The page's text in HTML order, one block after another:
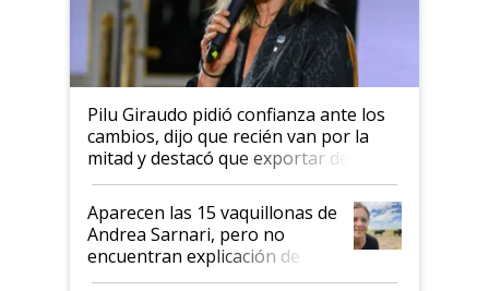
Pilu Giraudo pidió confianza ante los
cambios, dijo que recién van por la
mitad y destacó que exportar dejó de
ser "para unos pocos": "Tenemos un
mandato muy claro del gobierno
nacional"
Aparecen las 15 vaquillonas de
Andrea Sarnari, pero no
encuentran explicación de
cómo llegaron allí